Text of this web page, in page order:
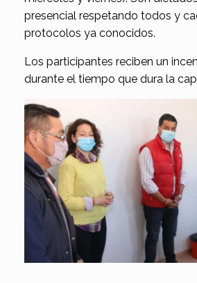
presencial respetando todos y
protocolos ya conocidos.
Los participantes reciben un
durante el tiempo que dura la